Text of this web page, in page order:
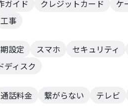
ガイド クレジットカード ケ
工事
設定 スマホ セキュリティ
ディスク
通話料金 繋がらない テレビ